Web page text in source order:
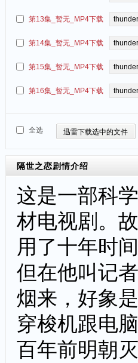
第13集_暂无_MP4下载
第14集_暂无_MP4下载
第15集_暂无_MP4下载
第16集_暂无_MP4下载
全选 迅雷下载选中的文件
隔世之恋剧情介绍
这是一部科
材电视剧。
用了十年时
但在他叫记
烟来，好象
穿梭机跟电
百年前明朝